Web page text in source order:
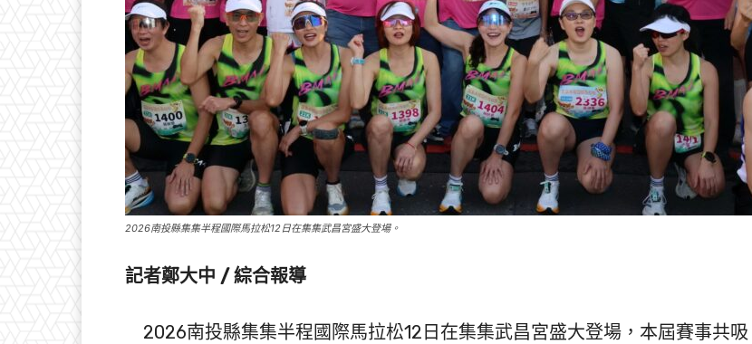
2026南投縣集集半程國際馬拉松12日在集集武昌宮盛大登場。
記者鄭大中 / 綜合報導
2026南投縣集集半程國際馬拉松12日在集集武昌宮盛大登場，本屆賽事共吸